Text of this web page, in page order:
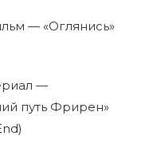
— «Оглянись»
—
путь Фрирен»